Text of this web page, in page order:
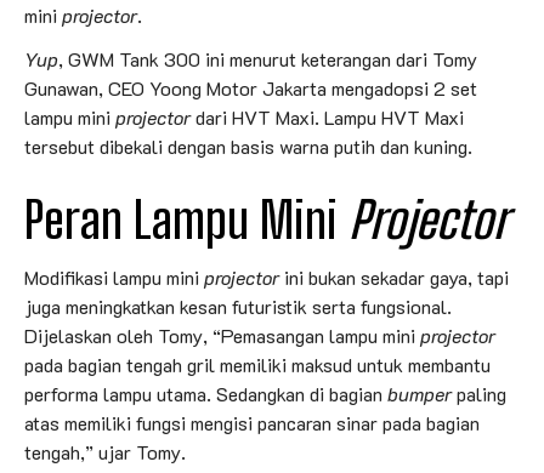
mini projector.
Yup, GWM Tank 300 ini menurut keterangan dari Tomy
Gunawan, CEO Yoong Motor Jakarta mengadopsi 2 set
lampu mini projectordari HVT Maxi. Lampu HVT Maxi
tersebut dibekali dengan basis warna putih dan kuning.
Peran Lampu Mini Projector
Modifikasi lampu mini projectorini bukan sekadar gaya, tapi
juga meningkatkan kesan futuristik serta fungsional.
Dijelaskan oleh Tomy, “Pemasangan lampu mini projector
pada bagian tengah gril memiliki maksud untuk membantu
performa lampu utama. Sedangkan di bagian bumperpaling
atas memiliki fungsi mengisi pancaran sinar pada bagian
tengah,” ujar Tomy.